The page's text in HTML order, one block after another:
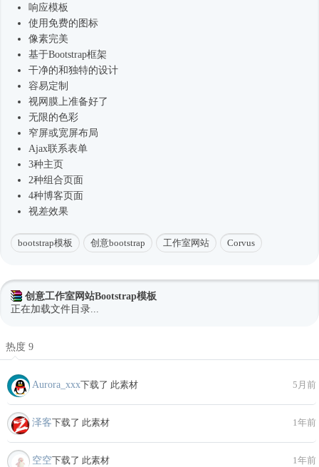
响应模板
使用免费的图标
像素完美
基于Bootstrap框架
干净的和独特的设计
容易定制
视网膜上准备好了
无限的色彩
窄屏或宽屏布局
Ajax联系表单
3种主页
2种组合页面
4种博客页面
视差效果
bootstrap模板 创意bootstrap 工作室网站 Corvus
创意工作室网站Bootstrap模板
正在加载文件目录...
热度 9
Aurora_xxx下载了 此素材 5月前
泽客下载了 此素材 1年前
空空下载了 此素材 1年前